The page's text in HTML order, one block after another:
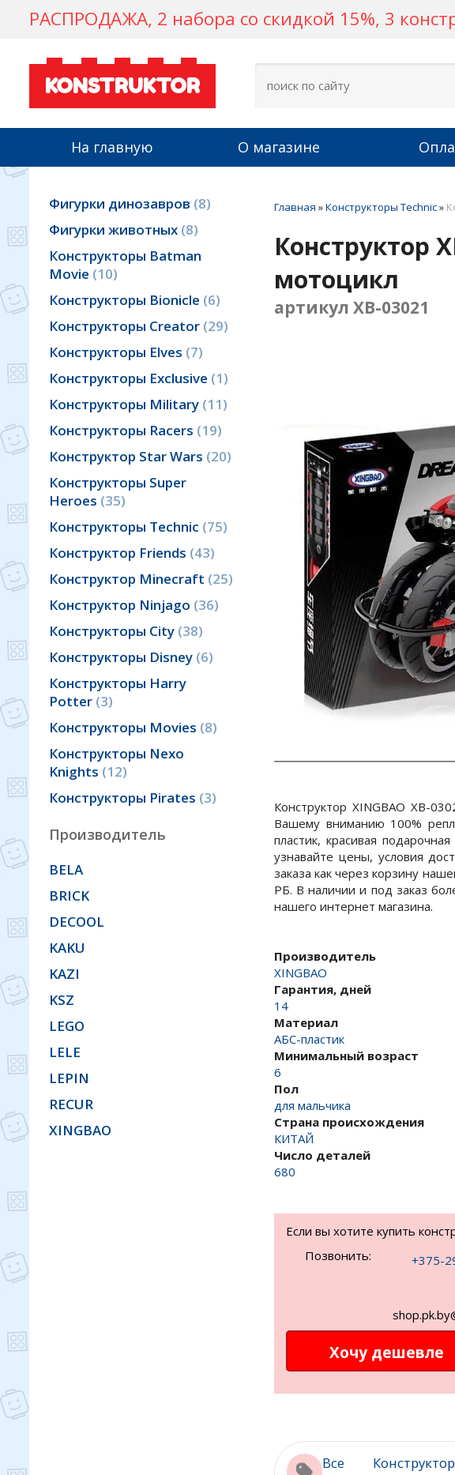
РАСПРОДАЖА, 2 набора со скидкой 15%, 3
KONSTRUKTOR
На главную О магазине
Фигурки динозавров 8
Фигурки животных 8
Конструкторы Batman
Movie 10
Конструкторы Bionicle 6
Конструкторы Creator 29
Конструкторы Elves 7
Конструкторы Exclusive 1
Конструкторы Military 11
Конструкторы Racers 19
Конструктор Star Wars 20
Конструкторы Super
Heroes 35
Конструкторы Technic 75
Конструктор Friends 43
Конструктор Minecraft 25
Конструктор Ninjago 36
Конструкторы City 38
Конструкторы Disney 6
Конструкторы Harry
Potter 3
Конструкторы Movies 8
Конструкторы Nexo
Knights 12
Конструкторы Pirates 3
Производитель
BELA
BRICK
DECOOL
KAKU
KAZI
KSZ
LEGO
LELE
LEPIN
RECUR
XINGBAO
Главная »Конструкторы Technic»
Конструктор
мотоцикл
артикул XB-03021
Конструктор XINGBAO XB-
Вашему вниманию 100%
пластик, красивая
узнавайте цены, условия
заказа как через корзину
РБ. В наличии и под заказ
нашего интернет магазина.
Производитель
XINGBAO
Гарантия, дней
14
Материал
АБС-пластик
Минимальный возраст
6
Пол
для мальчика
Страна происхождения
КИТАЙ
Число деталей
680
Если вы хотите купить
Позвонить:
+375-
Хочу дешевле
Все